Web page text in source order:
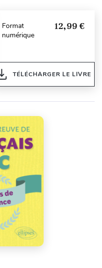
Format
numérique
12,99 €
TÉLÉCHARGER LE LIVRE